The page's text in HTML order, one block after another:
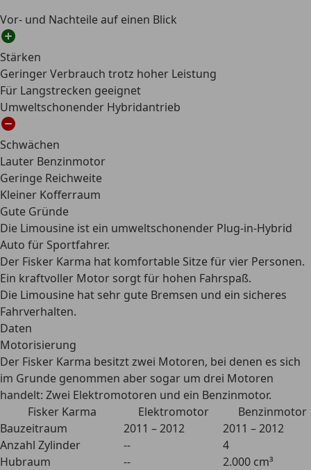
Vor- und Nachteile auf einen Blick
Stärken
Geringer Verbrauch trotz hoher Leistung
Für Langstrecken geeignet
Umweltschonender Hybridantrieb
Schwächen
Lauter Benzinmotor
Geringe Reichweite
Kleiner Kofferraum
Gute Gründe
Die Limousine ist ein umweltschonender Plug-in-Hybrid
Auto für Sportfahrer.
Der Fisker Karma hat komfortable Sitze für vier Personen.
Ein kraftvoller Motor sorgt für hohen Fahrspaß.
Die Limousine hat sehr gute Bremsen und ein sicheres
Fahrverhalten.
Daten
Motorisierung
Der Fisker Karma besitzt zwei Motoren, bei denen es sich
im Grunde genommen aber sogar um drei Motoren
handelt: Zwei Elektromotoren und ein Benzinmotor.
Fisker Karma
Elektromotor
Benzinmotor
Bauzeitraum
2011 – 2012
2011 – 2012
Anzahl Zylinder
--
4
Hubraum
--
2.000 cm³